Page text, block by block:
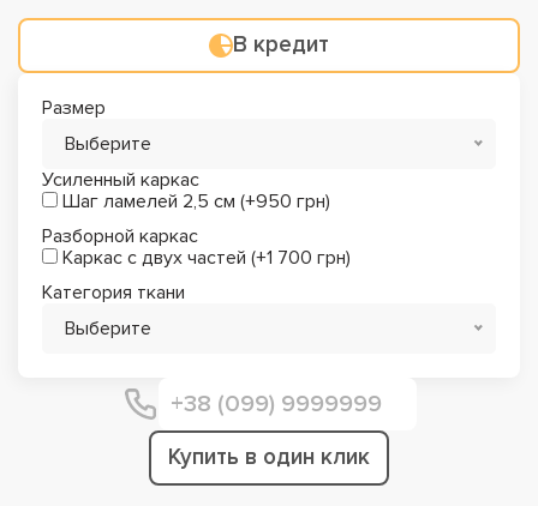
В кредит
Размер
Выберите
Усиленный каркас
Шаг ламелей 2,5 см (+950 грн)
Разборной каркас
Каркас с двух частей (+1 700 грн)
Категория ткани
Выберите
Купить в один клик